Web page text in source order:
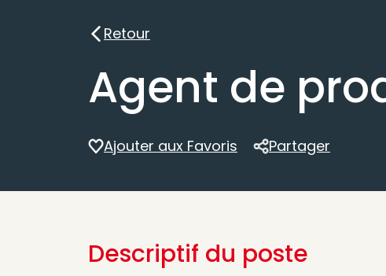
Retour
Retour
Agent de
Ajouter aux Favoris
Partager
Partager
Descriptif du poste